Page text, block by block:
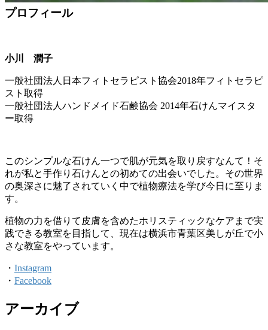
プロフィール
小川 潤子
一般社団法人日本フィトセラピスト協会2018年フィトセラピ
スト取得
一般社団法人ハンドメイド石鹸協会 2014年石けんマイスタ
ー取得
このシンプルな石けん一つで肌が元気を取り戻すなんて！そ
れが私と手作り石けんとの初めての出会いでした。その世界
の奥深さに魅了されていく中で植物療法を学び今日に至りま
す。
植物の力を借りて皮膚を含めたホリスティックなケアまで実
践できる教室を目指して、現在は横浜市青葉区美しが丘で小
さな教室をやっています。
・ Instagram
・ Facebook
アーカイブ